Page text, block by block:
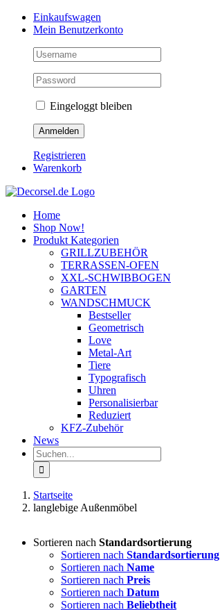
Zum
Inhalt
Facebook
Instagram
PinterestEinkaufswagen
Mein Benutzerkonto
Eingeloggt bleiben
Registrieren
Warenkorb
Home
Shop Now!
Produkt Kategorien
GRILLZUBEHÖR
TERRASSEN-OFEN
XXL-SCHWIBBOGEN
GARTEN
WANDSCHMUCK
Bestseller
Geometrisch
Love
Metal-Art
Tiere
Typografisch
Uhren
Personalisierbar
Reduziert
KFZ-Zubehör
News
Suche
nach:
Startseite
langlebige Außenmöbel
Sortieren nach Standardsortierung
Sortieren nach Standardsortierung
Sortieren nach Name
Sortieren nach Preis
Sortieren nach Datum
Sortieren nach Beliebtheit